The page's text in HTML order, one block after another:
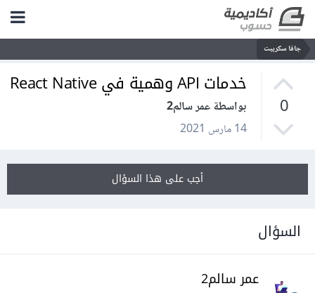
جافا سكريبت
0
خدمات API وهمية في React Native
بواسطة عمر سالم2
14 مارس 2021
أجب على هذا السؤال
السؤال
عمر سالم2